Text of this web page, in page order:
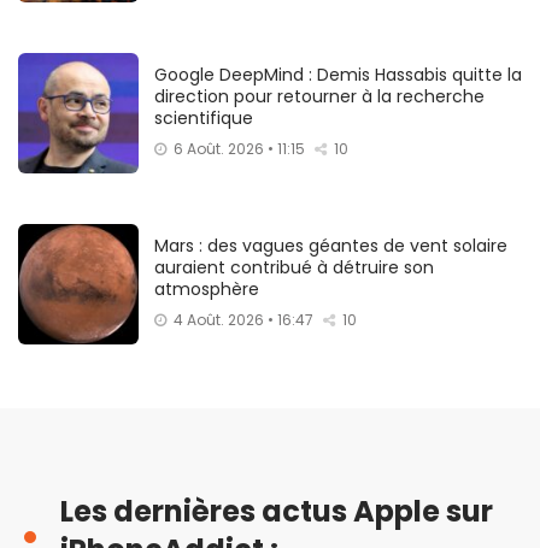
Google DeepMind : Demis Hassabis quitte la
direction pour retourner à la recherche
scientifique
6 Août. 2026 • 11:15 10
Mars : des vagues géantes de vent solaire
auraient contribué à détruire son
atmosphère
4 Août. 2026 • 16:47 10
Les dernières actus Apple sur